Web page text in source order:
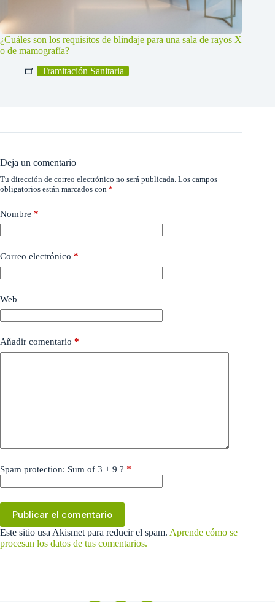
¿Cuáles son los requisitos de blindaje para una sala de rayos X
o de mamografía?
Tramitación Sanitaria
Deja un comentario
Tu dirección de correo electrónico no será publicada. Los campos
obligatorios están marcados con *
Nombre *
Correo electrónico *
Web
Añadir comentario *
Spam protection: Sum of 3 + 9 ? *
Publicar el comentario
Este sitio usa Akismet para reducir el spam. Aprende cómo se
procesan los datos de tus comentarios.